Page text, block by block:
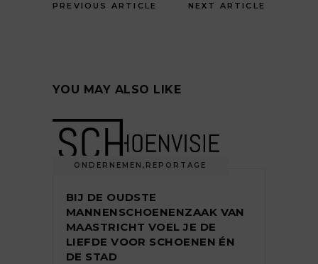
PREVIOUS ARTICLE NEXT ARTICLE
YOU MAY ALSO LIKE
ONDERNEMEN , REPORTAGE
BIJ DE OUDSTE
MANNENSCHOENENZAAK VAN
MAASTRICHT VOEL JE DE
LIEFDE VOOR SCHOENEN ÉN
DE STAD